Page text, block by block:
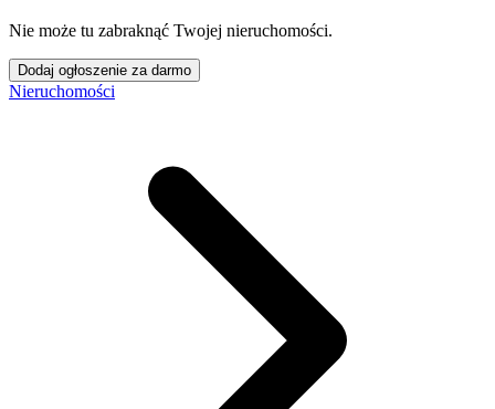
Nie może tu zabraknąć Twojej nieruchomości.
Dodaj ogłoszenie za darmo
Nieruchomości